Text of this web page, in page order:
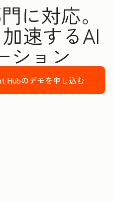
に対応。
速するAI
ション
Hubのデモを申し込む